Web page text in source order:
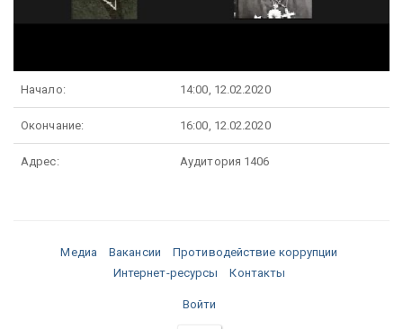
Начало: 14:00, 12.02.2020
Окончание: 16:00, 12.02.2020
Адрес: Аудитория 1406
Медиа Вакансии
Противодействие коррупции
Интернет-ресурсы
Контакты
Войти